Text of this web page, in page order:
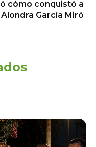
cómo conquistó a
Alondra García Miró